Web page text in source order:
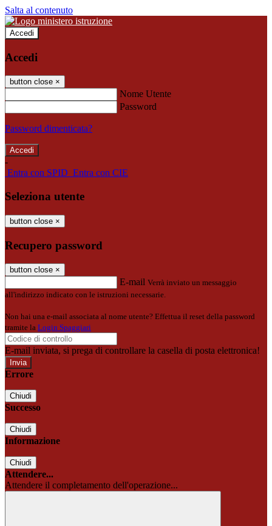
Salta al contenuto
Accedi
Accedi
button close ×
Nome Utente
Password
Password dimenticata?
-
Entra con SPID Entra con CIE
Seleziona utente
button close ×
Recupero password
button close ×
E-mail Verrà inviato un messaggio
all'indirizzo indicato con le istruzioni necessarie.
Non hai una e-mail associata al nome utente? Effettua il reset della password
tramite la Login Spaggiari
E-mail inviata, si prega di controllare la casella di posta elettronica!
Errore
Chiudi
Successo
Chiudi
Informazione
Chiudi
Attendere...
Attendere il completamento dell'operazione...